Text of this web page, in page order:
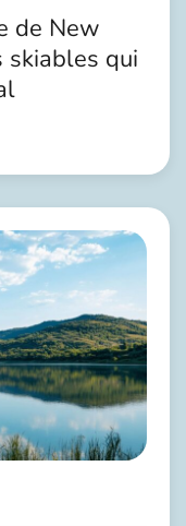
de New
skiables qui